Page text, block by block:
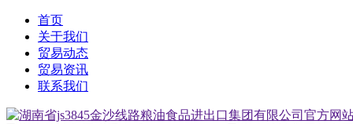
首页
关于我们
贸易动态
贸易资讯
联系我们